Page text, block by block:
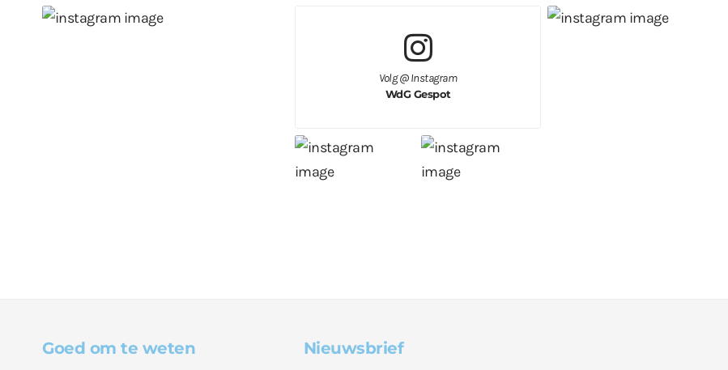
Volg @ Instagram
WdG Gespot
Goed om te weten Nieuwsbrief